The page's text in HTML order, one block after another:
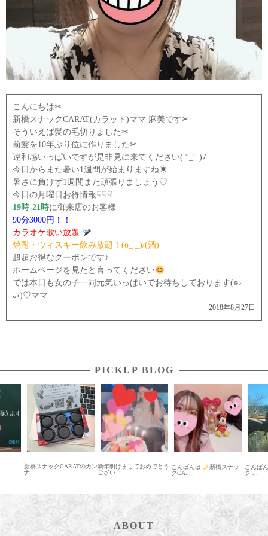
こんにちは✂
新橋スナックCARAT(カラット)ママ 麻美です✂
そういえば髪の毛切りました✂
前髪を10年ぶり位に作りました✂
違和感いっぱいですが是非見に来てください( °_° )ﾉ
今日からまた暑い1週間が始まりますね☀
暑さに負けず1週間また頑張りましょう♡
今日の月曜日お得情報☟☟☟
19時-21時に御来店のお客様
90分3000円！！
カラオケ歌い放題
焼酎・ウィスキー飲み放題！(o_ _)/(酒)
超超お得なクーポンです♪
ホームページを見たと言ってください
では本日も女の子一同元気いっぱいでお待ちしております(๑›
᎑‹)♡ママ
2018年8月27日
PICKUP BLOG
のカン新年明けましておめでとう こんばんは
新橋スナッ
クCA...
こんばんは
新橋 スナッ
ク ...
はじ
ック
ABOUT